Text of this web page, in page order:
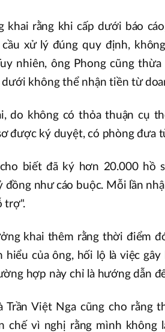
khai rằng khi cấp dưới báo
xử lý đúng quy định,
nhiên, ông Phong cũng
không thể nhận tiền từ
do không có thỏa thuận cụ
được ký duyệt, có phòng đưa
biết đã ký hơn 20.000 hồ
đồng như cáo buộc. Mỗi lần
trợ".
khai thêm rằng thời điểm
hiểu của ông, hối lộ là việc
hợp này chỉ là hướng dẫn
Trần Việt Nga cũng cho rằng
chế vì nghị rằng mình không